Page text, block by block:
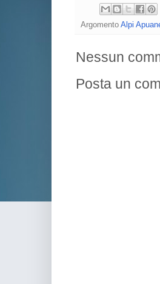
Argomento Alpi
Nessun
Posta un